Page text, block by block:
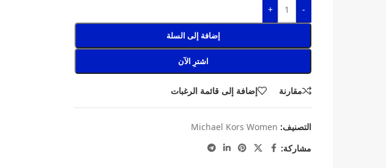
-
+
إضافة إلى السلة
اشترِ الآن
مقارنة إضافة إلى قائمة الرغبات
التصنيف: Michael Kors Women
مشاركة: